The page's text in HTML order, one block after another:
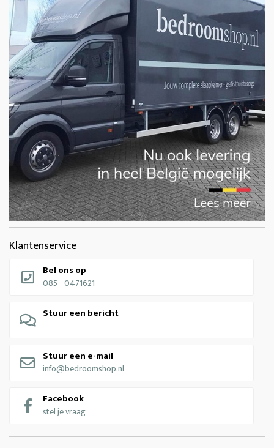
Klantenservice
Bel ons op
085 - 0471621
Stuur een bericht
Stuur een e-mail
info@bedroomshop.nl
Facebook
stel je vraag